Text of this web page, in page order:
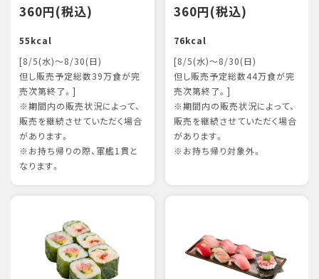
360円(税込)
55kcal
[8/5(水)～8/30(日)
但し販売予定総数39万食が完
売次第終了。]
※期間内の販売状況によって、
販売を継続させていただく場合
があります。
※お持ち帰りの際、軍艦1貫と
なります。
360円(税込)
76kcal
[8/5(水)～8/30(日)
但し販売予定総数44万食が完
売次第終了。]
※期間内の販売状況によって、
販売を継続させていただく場合
があります。
※お持ち帰り対象外。